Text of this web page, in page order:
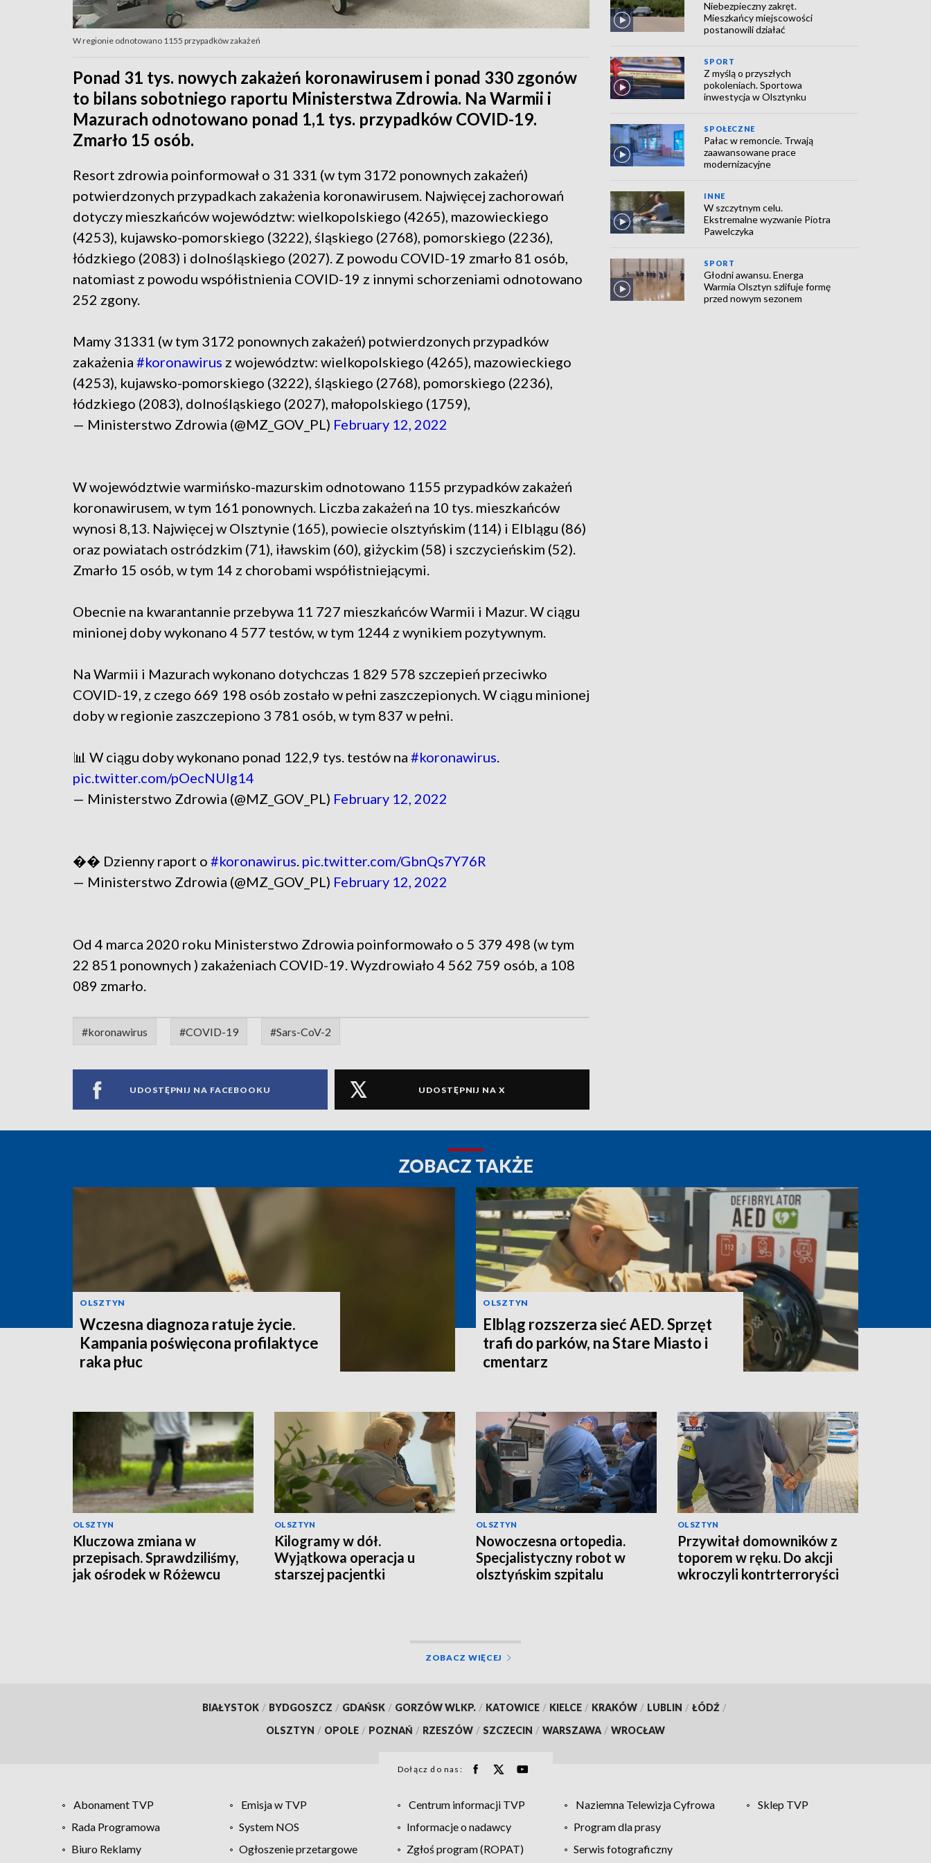
W regionie odnotowano 1155 przypadków zakażeń
Ponad 31 tys. nowych zakażeń koronawirusem i ponad 330 zgonów
to bilans sobotniego raportu Ministerstwa Zdrowia. Na Warmii i
Mazurach odnotowano ponad 1,1 tys. przypadków COVID-19.
Zmarło 15 osób.
Resort zdrowia poinformował o 31 331 (w tym 3172 ponownych zakażeń)
potwierdzonych przypadkach zakażenia koronawirusem. Najwięcej zachorowań
dotyczy mieszkańców województw: wielkopolskiego (4265), mazowieckiego
(4253), kujawsko-pomorskiego (3222), śląskiego (2768), pomorskiego (2236),
łódzkiego (2083) i dolnośląskiego (2027). Z powodu COVID-19 zmarło 81 osób,
natomiast z powodu współistnienia COVID-19 z innymi schorzeniami odnotowano
252 zgony.
Mamy 31331 (w tym 3172 ponownych zakażeń) potwierdzonych przypadków
zakażenia #koronawirus z województw: wielkopolskiego (4265), mazowieckiego
(4253), kujawsko-pomorskiego (3222), śląskiego (2768), pomorskiego (2236),
łódzkiego (2083), dolnośląskiego (2027), małopolskiego (1759),
— Ministerstwo Zdrowia (@MZ_GOV_PL) February 12, 2022
W województwie warmińsko-mazurskim odnotowano 1155 przypadków zakażeń
koronawirusem, w tym 161 ponownych. Liczba zakażeń na 10 tys. mieszkańców
wynosi 8,13. Najwięcej w Olsztynie (165), powiecie olsztyńskim (114) i Elblągu (86)
oraz powiatach ostródzkim (71), iławskim (60), giżyckim (58) i szczycieńskim (52).
Zmarło 15 osób, w tym 14 z chorobami współistniejącymi.
Obecnie na kwarantannie przebywa 11 727 mieszkańców Warmii i Mazur. W ciągu
minionej doby wykonano 4 577 testów, w tym 1244 z wynikiem pozytywnym.
Na Warmii i Mazurach wykonano dotychczas 1 829 578 szczepień przeciwko
COVID-19, z czego 669 198 osób zostało w pełni zaszczepionych. W ciągu minionej
doby w regionie zaszczepiono 3 781 osób, w tym 837 w pełni.
📊 W ciągu doby wykonano ponad 122,9 tys. testów na #koronawirus.
pic.twitter.com/pOecNUIg14
— Ministerstwo Zdrowia (@MZ_GOV_PL) February 12, 2022
�� Dzienny raport o #koronawirus. pic.twitter.com/GbnQs7Y76R
— Ministerstwo Zdrowia (@MZ_GOV_PL) February 12, 2022
Od 4 marca 2020 roku Ministerstwo Zdrowia poinformowało o 5 379 498 (w tym
22 851 ponownych ) zakażeniach COVID-19. Wyzdrowiało 4 562 759 osób, a 108
089 zmarło.
#koronawirus #COVID-19 #Sars-CoV-2
UDOSTĘPNIJ NA FACEBOOKU UDOSTĘPNIJ NA X
Niebezpieczny zakręt.
Mieszkańcy miejscowości
postanowili działać
SPORT
Z myślą o przyszłych
pokoleniach. Sportowa
inwestycja w Olsztynku
SPOŁECZNE
Pałac w remoncie. Trwają
zaawansowane prace
modernizacyjne
INNE
W szczytnym celu.
Ekstremalne wyzwanie Piotra
Pawelczyka
SPORT
Głodni awansu. Energa
Warmia Olsztyn szlifuje formę
przed nowym sezonem
ZOBACZ TAKŻE
OLSZTYN
Wczesna diagnoza ratuje życie.
Kampania poświęcona profilaktyce
raka płuc
OLSZTYN
Elbląg rozszerza sieć AED. Sprzęt
trafi do parków, na Stare Miasto i
cmentarz
OLSZTYN
Kluczowa zmiana w
przepisach. Sprawdziliśmy,
jak ośrodek w Różewcu
OLSZTYN
Kilogramy w dół.
Wyjątkowa operacja u
starszej pacjentki
OLSZTYN
Nowoczesna ortopedia.
Specjalistyczny robot w
olsztyńskim szpitalu
OLSZTYN
Przywitał domowników z
toporem w ręku. Do akcji
wkroczyli kontrterroryści
ZOBACZ WIĘCEJ
BIAŁYSTOK / BYDGOSZCZ / GDAŃSK / GORZÓW WLKP. / KATOWICE / KIELCE / KRAKÓW / LUBLIN / ŁÓDŹ /
OLSZTYN / OPOLE / POZNAŃ / RZESZÓW / SZCZECIN / WARSZAWA / WROCŁAW
Dołącz do nas:
Abonament TVP Emisja w TVP Centrum informacji TVP Naziemna Telewizja Cyfrowa
Sklep TVP
Rada Programowa
System NOS Informacje o nadawcy
Program dla prasy
Biuro Reklamy
Ogłoszenie przetargowe Zgłoś program (ROPAT) Serwis fotograficzny